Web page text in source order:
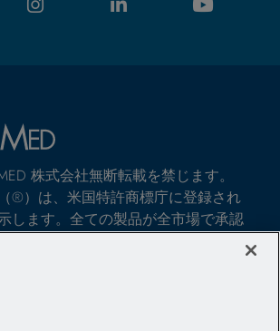
株式会社無断転載を禁じます。
®）は、米国特許商標庁に登録され
します。全ての製品が全市場で承認
ではありません。このウェブサイト
における、CONMED社の医療機器
法に関する情報を提供しています。
なアドバイスではなく、特定の患者